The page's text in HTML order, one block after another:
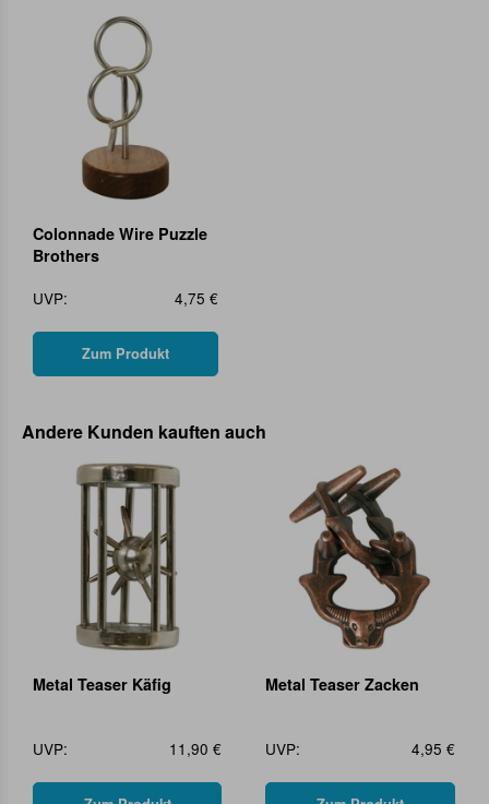
Colonnade Wire Puzzle
Brothers
UVP:
4,75 €
Zum Produkt
Andere Kunden kauften auch
Metal Teaser Käfig
UVP: 11,90 €
Metal Teaser Zacken
UVP: 4,95 €